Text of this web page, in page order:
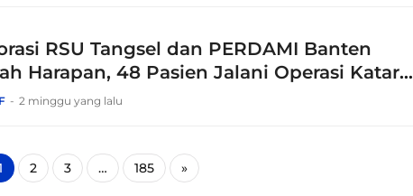
RSU Tangsel dan PERDAMI Banten
Harapan, 48 Pasien Jalani Operasi Katarak
2 minggu yang lalu
2 3 … 185 »